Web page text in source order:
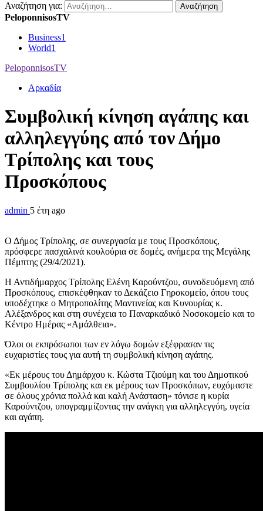
Αναζήτηση για:
PeloponnisosTV
Business1
World1
PeloponnisosTV
Αρκαδία
Συμβολική κίνηση αγάπης και
αλληλεγγύης από τον Δήμο
Τρίπολης και τους
Προσκόπους
admin 5 έτη ago
Ο Δήμος Τρίπολης, σε συνεργασία με τους Προσκόπους,
πρόσφερε πασχαλινά κουλούρια σε δομές, ανήμερα της Μεγάλης
Πέμπτης (29/4/2021).
Η Αντιδήμαρχος Τρίπολης Ελένη Καρούντζου, συνοδευόμενη από
Προσκόπους, επισκέφθηκαν το Δεκάζειο Γηροκομείο, όπου τους
υποδέχτηκε ο Μητροπολίτης Μαντινείας και Κυνουρίας κ.
Αλέξανδρος και στη συνέχεια το Παναρκαδικό Νοσοκομείο και το
Κέντρο Ημέρας «Αμάλθεια».
Όλοι οι εκπρόσωποι των εν λόγω δομών εξέφρασαν τις
ευχαριστίες τους για αυτή τη συμβολική κίνηση αγάπης.
«Εκ μέρους του Δημάρχου κ. Κώστα Τζιούμη και του Δημοτικού
Συμβουλίου Τρίπολης και εκ μέρους των Προσκόπων, ευχόμαστε
σε όλους χρόνια πολλά και καλή Ανάσταση» τόνισε η κυρία
Καρούντζου, υπογραμμίζοντας την ανάγκη για αλληλεγγύη, υγεία
και αγάπη.